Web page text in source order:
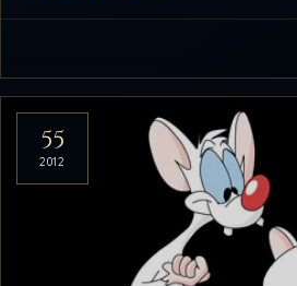
55
2012